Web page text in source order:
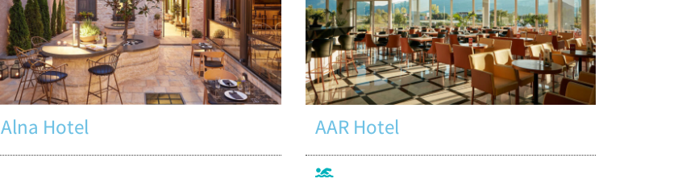
AAR Hotel
Alna Hotel